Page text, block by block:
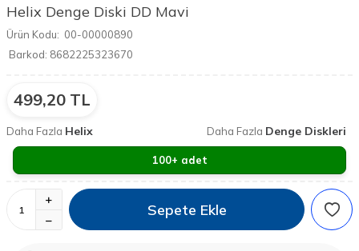
Helix Denge Diski DD Mavi
Ürün Kodu: 00-00000890
Barkod: 8682225323670
499,20 TL
Daha Fazla Helix Daha Fazla Denge Diskleri
100+ adet
Sepete Ekle